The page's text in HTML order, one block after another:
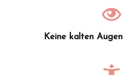
Keine kalten